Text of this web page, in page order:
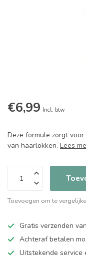
€6,99 Incl. btw
Deze formule zorgt
van haarlokken. Lees
Toevoegen om te
Gratis verzenden
Achteraf betalen
Uitstekende service